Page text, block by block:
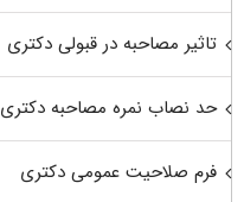
تاثیر مصاحبه در قبولی دکتری
حد نصاب نمره مصاحبه دکتری
فرم صلاحیت عمومی دکتری